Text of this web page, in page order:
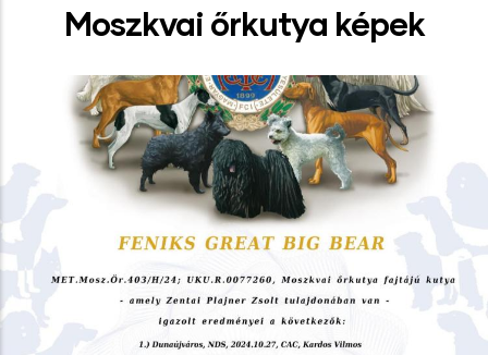
Moszkvai őrkutya képek